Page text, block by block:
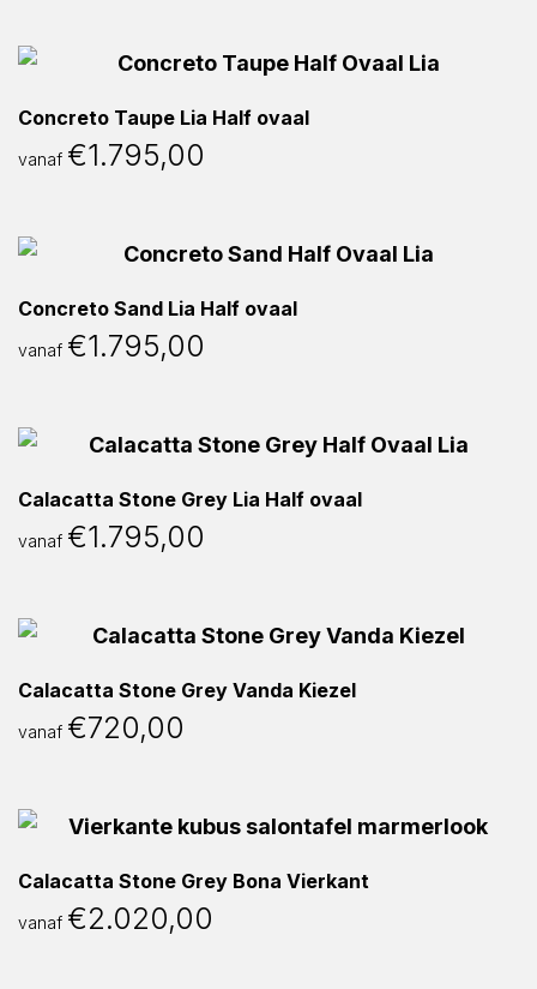
Concreto Taupe Lia Half ovaal
vanaf €1.795,00
Concreto Sand Lia Half ovaal
vanaf €1.795,00
Calacatta Stone Grey Lia Half ovaal
vanaf €1.795,00
Calacatta Stone Grey Vanda Kiezel
vanaf €720,00
Calacatta Stone Grey Bona Vierkant
vanaf €2.020,00